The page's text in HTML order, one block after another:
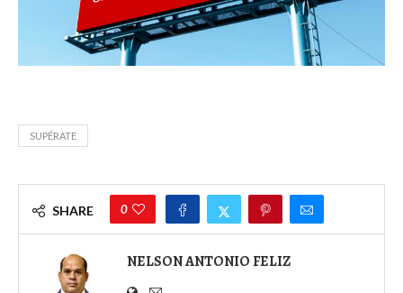
SUPÉRATE
SHARE 0
NELSON ANTONIO FELIZ